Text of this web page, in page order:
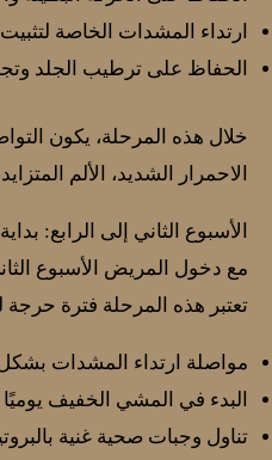
ارتداء المشدات الخاصة
الحفاظ على ترطيب الجلد
خلال هذه المرحلة، يكون
الاحمرار الشديد، الألم
الأسبوع الثاني إلى الرابع:
مع دخول المريض الأسبوع
تعتبر هذه المرحلة فترة حرجة
مواصلة ارتداء المشدات بشكل
البدء في المشي الخفيف
تناول وجبات صحية غنية